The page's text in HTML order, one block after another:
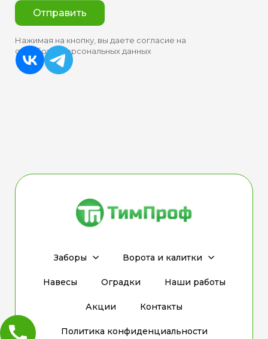
Отправить
Нажимая на кнопку, вы даете согласие на
обработку персональных данных
Заборы Ворота и калитки
Навесы Оградки Наши работы
Акции Контакты
Политика конфиденциальности